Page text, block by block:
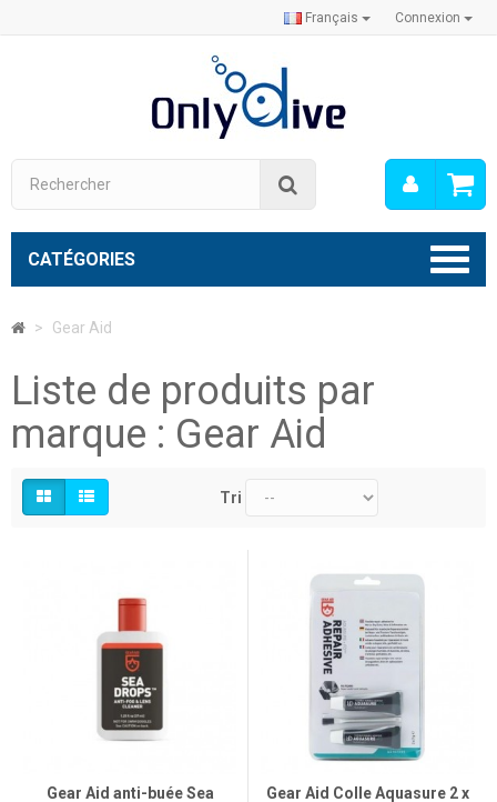
Connexion
Français
Mon
CATÉGORIES
> Gear Aid
Liste de produits par
marque : Gear Aid
Tri
Gear Aid anti-buée Sea
Gear Aid Colle Aquasure 2 x